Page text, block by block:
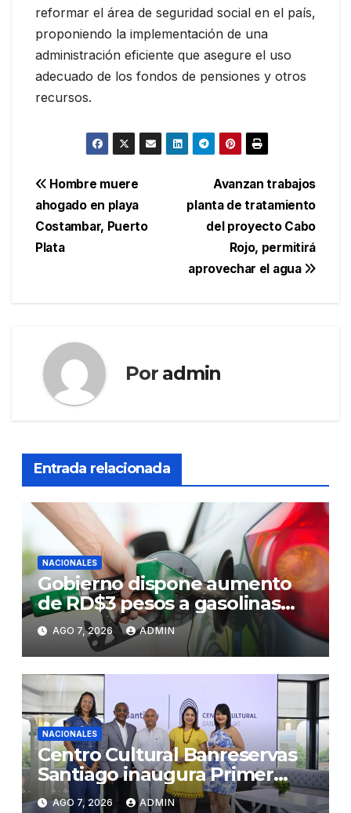
reformar el área de seguridad social en el país,
proponiendo la implementación de una
administración eficiente que asegure el uso
adecuado de los fondos de pensiones y otros
recursos.
Navegación
de
entradas
Avanzan trabajos
planta de tratamiento
del proyecto Cabo
Rojo, permitirá
aprovechar el agua
Hombre muere
ahogado en playa
Costambar, Puerto
Plata
Por admin
Entrada relacionada
NACIONALES
Gobierno dispone aumento
de RD$3 pesos a gasolinas
premium y regular
AGO 7, 2026 ADMIN
NACIONALES
Centro Cultural Banreservas
Santiago inaugura Primer
Congreso de Artesanos de
AGO 7, 2026 ADMIN